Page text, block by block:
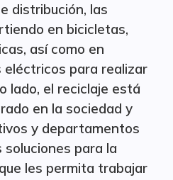
distribución, las
en bicicletas,
así como en
para realizar
lado, el reciclaje está
en la sociedad y
y departamentos
para la
les permita trabajar